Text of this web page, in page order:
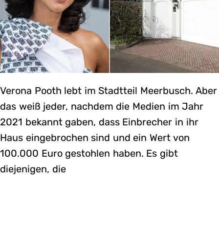
Verona Pooth lebt im Stadtteil Meerbusch. Aber
das weiß jeder, nachdem die Medien im Jahr
2021 bekannt gaben, dass Einbrecher in ihr
Haus eingebrochen sind und ein Wert von
100.000 Euro gestohlen haben. Es gibt
diejenigen, die